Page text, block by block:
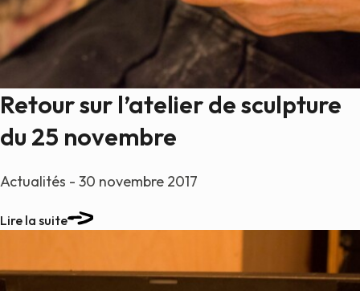
Retour sur l’atelier de sculpture
du 25 novembre
Actualités - 30 novembre 2017
Lire la suite